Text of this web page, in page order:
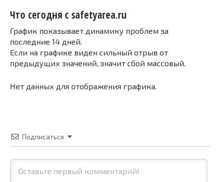
Что сегодня с safetyarea.ru
График показывает динамику проблем за
последние 14 дней.
Если на графике виден сильный отрыв от
предыдущих значений, значит сбой массовый.
Нет данных для отображения графика.
Подписаться